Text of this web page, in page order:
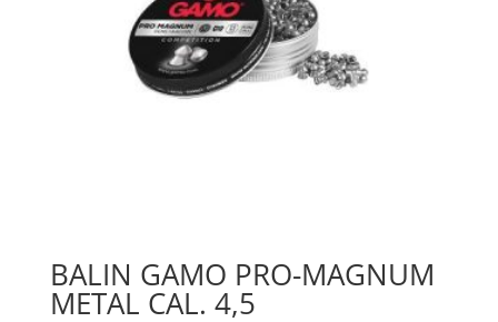
BALIN GAMO PRO-MAGNUM
METAL CAL. 4,5